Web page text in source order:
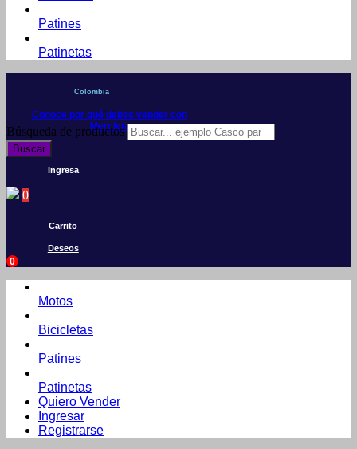
Patines
Patinetas
Colombia
Conoce por qué debes vender con
Mercleta
Búsqueda de productos
Buscar
Ingresa
0
Carrito
Deseos
0
Motos
Bicicletas
Patines
Patinetas
Quiero Vender
Ingresar
Registrarse